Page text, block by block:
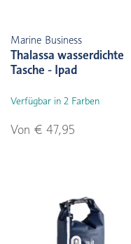
Marine Business
Thalassa wasserdichte
Tasche - Ipad
Verfügbar in 2 Farben
Von € 47,95